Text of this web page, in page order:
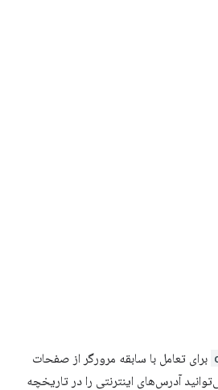
API برای تعامل با سابقه مرورگر از صفحات
آدرس‌های اینترنتی را در تاریخچه